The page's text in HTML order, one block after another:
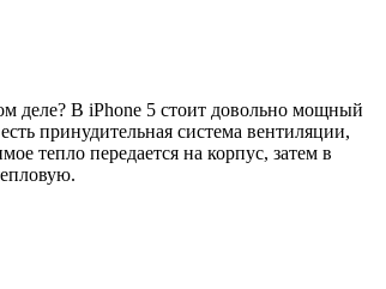
деле? В iPhone 5 стоит довольно мощный
принудительная система вентиляции,
тепло передается на корпус, затем в